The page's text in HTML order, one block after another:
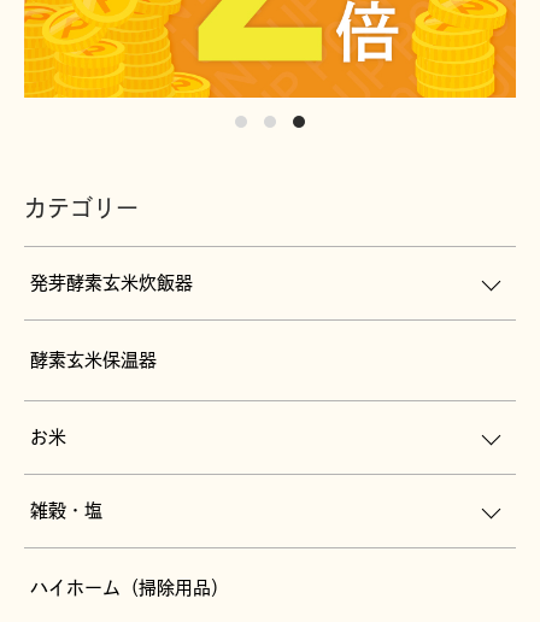
カテゴリー
発芽酵素玄米炊飯器
酵素玄米保温器
お米
雑穀・塩
ハイホーム（掃除用品）